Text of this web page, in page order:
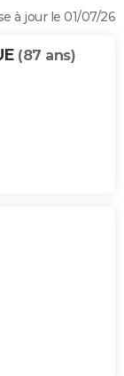
à jour le 01/07/26
(87 ans)